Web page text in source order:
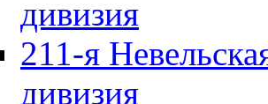
дивизия
211-я
дивизия